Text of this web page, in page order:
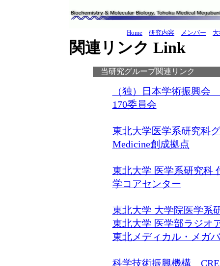
Home 研究内容 メンバー
関連リンク Link
当研究グループ関連リンク
（独）日本学術振興
170委員会
東北大学医学系研究科
Medicine創成拠点
東北大学 医学系研究科
学コアセンター
東北大学 大学院医学系
東北大学 医学部ラジオ
東北メディカル・メガ
科学技術振興機構